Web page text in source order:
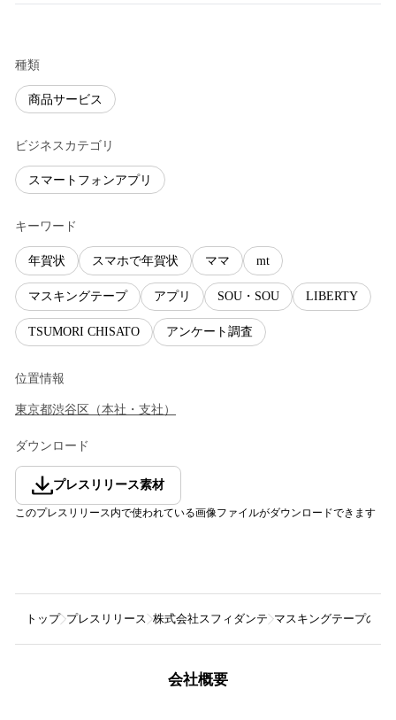
種類
商品サービス
ビジネスカテゴリ
スマートフォンアプリ
キーワード
年賀状 スマホで年賀状 ママ mt
マスキングテープ アプリ SOU・SOU LIBERTY
TSUMORI CHISATO アンケート調査
位置情報
東京都渋谷区 （本社・支社 ）
ダウンロード
プレスリリース素材
このプレスリリース内で使われている画像ファイルがダウンロードできます
トップ プレスリリース 株式会社スフィダンテ マスキングテープのト
会社概要